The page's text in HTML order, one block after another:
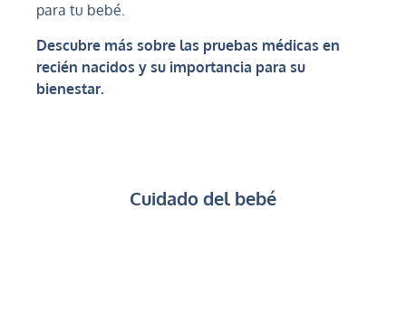
Cuidado del bebé
para tu bebé.
Descubre más sobre las pruebas médicas en
recién nacidos y su importancia para su
bienestar.